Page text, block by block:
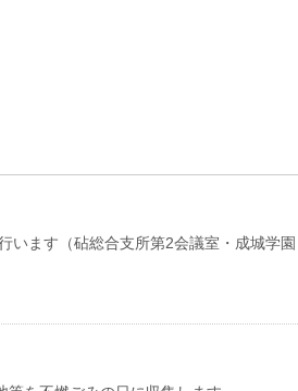
います（砧総合支所第2会議室・成城学園